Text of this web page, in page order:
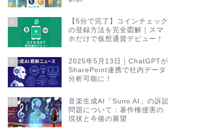
8
【5分で完了】コインチェック
の登録方法を完全図解｜スマ
ホだけで仮想通貨デビュー！
9
2025年5月13日｜ChatGPTが
SharePoint連携で社内データ
分析可能に！
10
音楽生成AI「Suno AI」の訴訟
問題について：著作権侵害の
現状と今後の展望